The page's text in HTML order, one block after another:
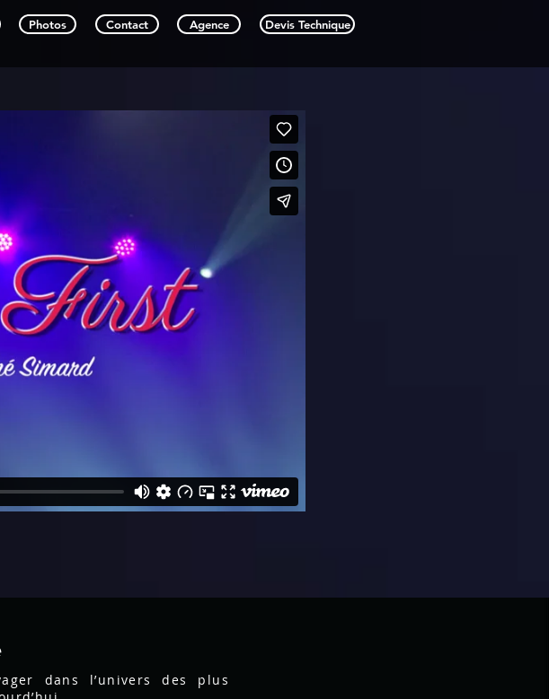
Photos Contact Agence Devis Technique
dans l’univers des plus